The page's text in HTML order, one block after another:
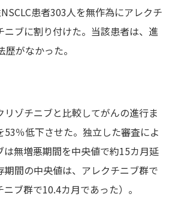
患者303人を無作為にアレクチ
ニブに割り付けた。当該患者は、進
がなかった。
リゾチニブと比較してがんの進行ま
53％低下させた。独立した審査によ
は無増悪期間を中央値で約15カ月延
期間の中央値は、アレクチニブ群で
ブ群で10.4カ月であった）。